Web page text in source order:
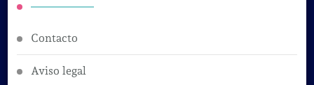
Contacto
Aviso legal